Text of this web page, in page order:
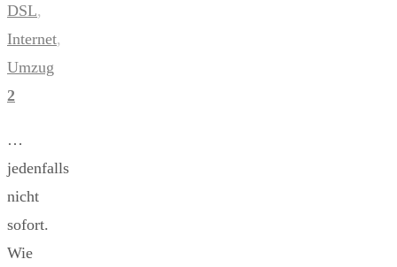
DSL,
Internet,
Umzug
2
…
jedenfalls
nicht
sofort.
Wie